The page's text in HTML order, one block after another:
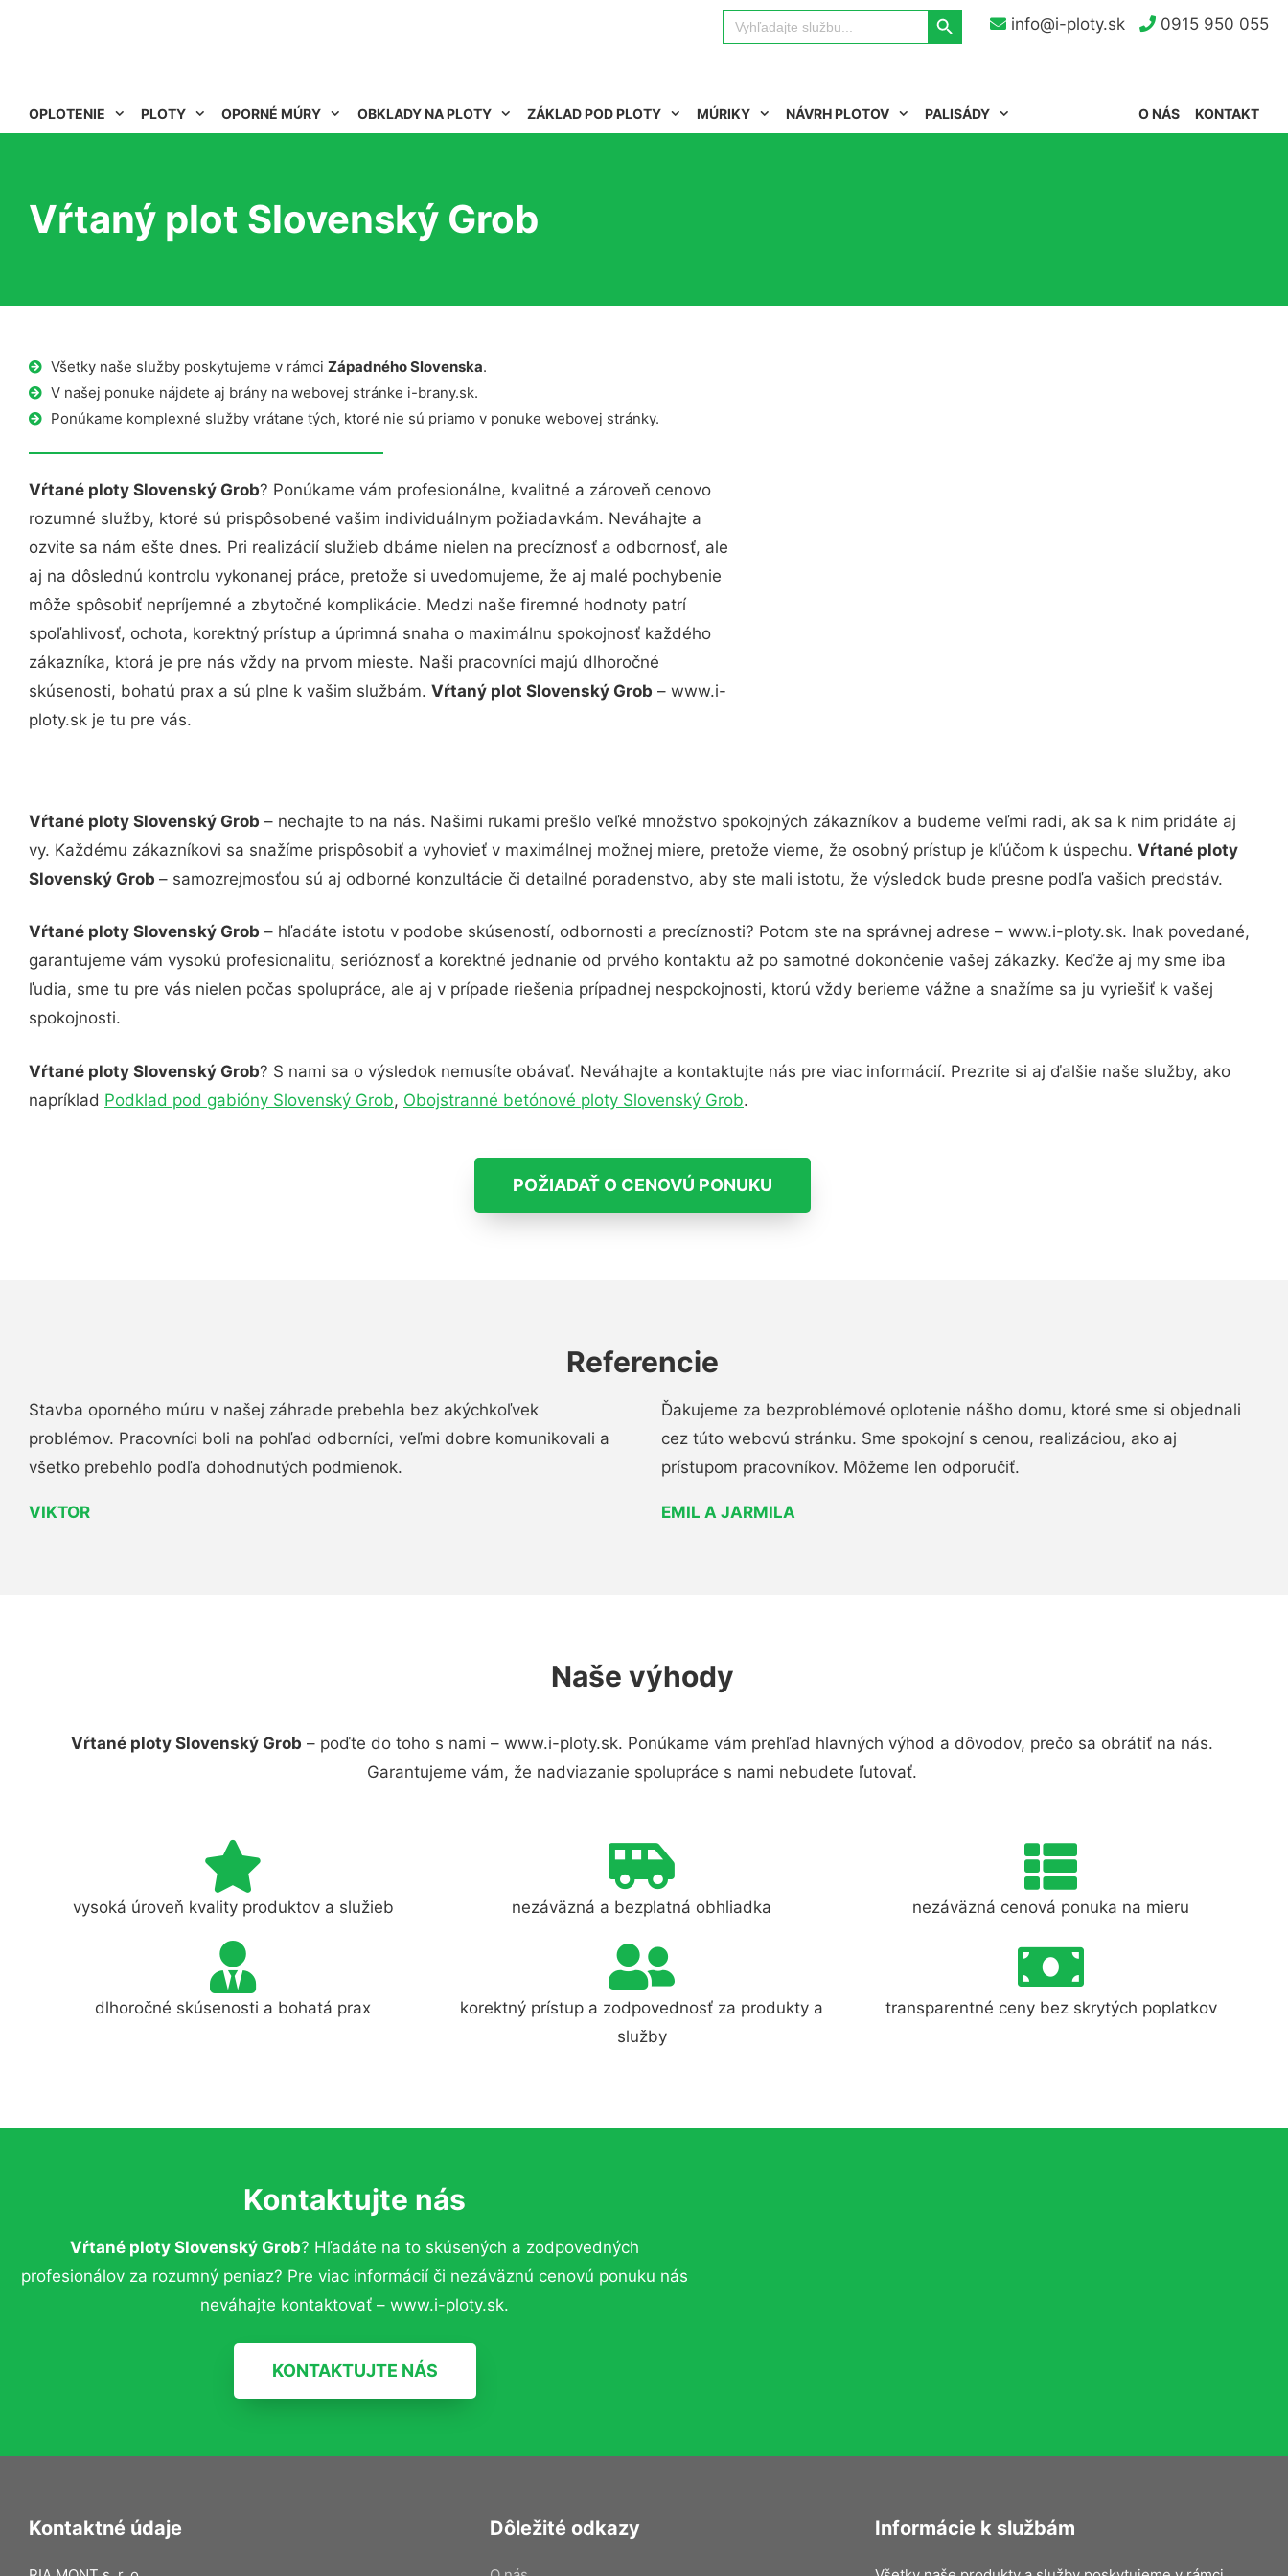
info@i-ploty.sk 0915 950 055
Search
for:
Search Button
OPLOTENIE PLOTY OPORNÉ MÚRY OBKLADY NA PLOTY ZÁKLAD POD PLOTY MÚRIKY NÁVRH PLOTOV PALISÁDY KONTAKT
O NÁS
Vŕtaný plot Slovenský Grob
Všetky naše služby poskytujeme v rámci Západného Slovenska.
V našej ponuke nájdete aj brány na webovej stránke i-brany.sk.
Ponúkame komplexné služby vrátane tých, ktoré nie sú priamo v ponuke webovej stránky.
Vŕtané ploty Slovenský Grob? Ponúkame vám profesionálne, kvalitné a zároveň cenovo
rozumné služby, ktoré sú prispôsobené vašim individuálnym požiadavkám. Neváhajte a
ozvite sa nám ešte dnes. Pri realizácií služieb dbáme nielen na precíznosť a odbornosť, ale
aj na dôslednú kontrolu vykonanej práce, pretože si uvedomujeme, že aj malé pochybenie
môže spôsobiť nepríjemné a zbytočné komplikácie. Medzi naše firemné hodnoty patrí
spoľahlivosť, ochota, korektný prístup a úprimná snaha o maximálnu spokojnosť každého
zákazníka, ktorá je pre nás vždy na prvom mieste. Naši pracovníci majú dlhoročné
skúsenosti, bohatú prax a sú plne k vašim službám. Vŕtaný plot Slovenský Grob – www.i-
ploty.sk je tu pre vás.
Vŕtané ploty Slovenský Grob – nechajte to na nás. Našimi rukami prešlo veľké množstvo spokojných zákazníkov a budeme veľmi radi, ak sa k nim pridáte aj
vy. Každému zákazníkovi sa snažíme prispôsobiť a vyhovieť v maximálnej možnej miere, pretože vieme, že osobný prístup je kľúčom k úspechu. Vŕtané ploty
Slovenský Grob – samozrejmosťou sú aj odborné konzultácie či detailné poradenstvo, aby ste mali istotu, že výsledok bude presne podľa vašich predstáv.
Vŕtané ploty Slovenský Grob – hľadáte istotu v podobe skúseností, odbornosti a precíznosti? Potom ste na správnej adrese – www.i-ploty.sk. Inak povedané,
garantujeme vám vysokú profesionalitu, serióznosť a korektné jednanie od prvého kontaktu až po samotné dokončenie vašej zákazky. Keďže aj my sme iba
ľudia, sme tu pre vás nielen počas spolupráce, ale aj v prípade riešenia prípadnej nespokojnosti, ktorú vždy berieme vážne a snažíme sa ju vyriešiť k vašej
spokojnosti.
Vŕtané ploty Slovenský Grob? S nami sa o výsledok nemusíte obávať. Neváhajte a kontaktujte nás pre viac informácií. Prezrite si aj ďalšie naše služby, ako
napríklad Podklad pod gabióny Slovenský Grob, Obojstranné betónové ploty Slovenský Grob.
POŽIADAŤ O CENOVÚ PONUKU
Referencie
Stavba oporného múru v našej záhrade prebehla bez akýchkoľvek
problémov. Pracovníci boli na pohľad odborníci, veľmi dobre komunikovali a
všetko prebehlo podľa dohodnutých podmienok.
VIKTOR
Ďakujeme za bezproblémové oplotenie nášho domu, ktoré sme si objednali
cez túto webovú stránku. Sme spokojní s cenou, realizáciou, ako aj
prístupom pracovníkov. Môžeme len odporučiť.
EMIL A JARMILA
Naše výhody
Vŕtané ploty Slovenský Grob – poďte do toho s nami – www.i-ploty.sk. Ponúkame vám prehľad hlavných výhod a dôvodov, prečo sa obrátiť na nás.
Garantujeme vám, že nadviazanie spolupráce s nami nebudete ľutovať.
vysoká úroveň kvality produktov a služieb nezáväzná a bezplatná obhliadka nezáväzná cenová ponuka na mieru
dlhoročné skúsenosti a bohatá prax
korektný prístup a zodpovednosť za produkty a
služby
transparentné ceny bez skrytých poplatkov
Kontaktujte nás
Vŕtané ploty Slovenský Grob? Hľadáte na to skúsených a zodpovedných
profesionálov za rozumný peniaz? Pre viac informácií či nezáväznú cenovú ponuku nás
neváhajte kontaktovať – www.i-ploty.sk.
KONTAKTUJTE NÁS
Kontaktné údaje Dôležité odkazy Informácie k službám